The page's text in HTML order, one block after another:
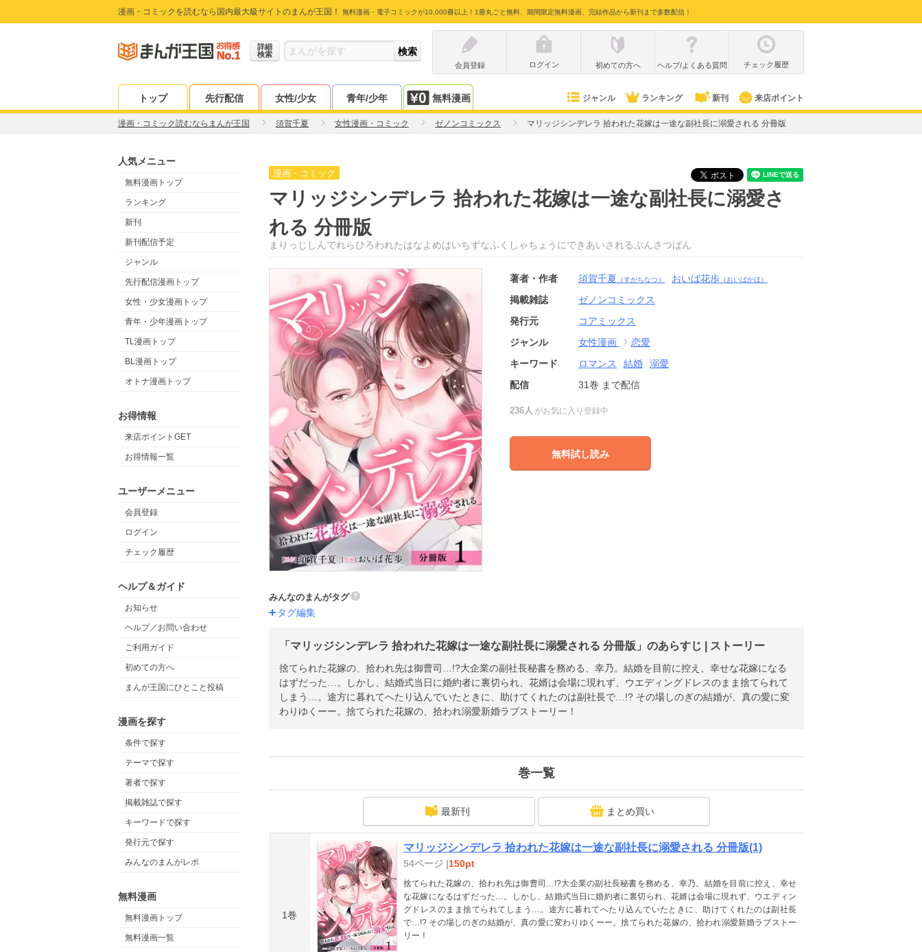
漫画・コミックを読むなら国内最大級サイトのまんが王国！ 無料漫画・電子コミックが10,000冊以上！1冊丸ごと無料、期間限定無料漫画、完結作品から新刊まで多数配信！
詳細
検索
会員登録
ログイン 初めての方へ ヘルプ/よくある質問 チェック履歴
トップ 先行配信 女性/少女 青年/少年 無料漫画 ジャンル ランキング 新刊 来店ポイント
漫画・コミック読むならまんが王国 須賀千夏 女性漫画・コミック ゼノンコミックス マリッジシンデレラ 拾われた花嫁は一途な副社長に溺愛される 分冊版
人気メニュー
無料漫画トップ
ランキング
新刊
新刊配信予定
ジャンル
先行配信漫画トップ
女性・少女漫画トップ
青年・少年漫画トップ
TL漫画トップ
BL漫画トップ
オトナ漫画トップ
お得情報
来店ポイントGET
お得情報一覧
ユーザーメニュー
会員登録
ログイン
チェック履歴
ヘルプ＆ガイド
お知らせ
ヘルプ／お問い合わせ
ご利用ガイド
初めての方へ
まんが王国にひとこと投稿
漫画を探す
条件で探す
テーマで探す
著者で探す
掲載雑誌で探す
キーワードで探す
発行元で探す
みんなのまんがレポ
無料漫画
無料漫画トップ
無料漫画一覧
漫画・コミック
マリッジシンデレラ 拾われた花嫁は一途な副社長に溺愛さ
れる 分冊版
まりっじしんでれらひろわれたはなよめはいちずなふくしゃちょうにできあいされるぶんさつばん
著者・作者 須賀千夏 （すがちなつ） おいば花歩 （おいばかほ）
掲載雑誌
ゼノンコミックス
発行元
コアミックス
ジャンル
女性漫画
恋愛
キーワード
ロマンス 結婚
溺愛
配信
31巻 まで配信
236人 がお気に入り登録中
無料試し読み
みんなのまんがタグ
タグ編集
「マリッジシンデレラ 拾われた花嫁は一途な副社長に溺愛される 分冊版」のあらすじ | ストーリー
捨てられた花嫁の、拾われ先は御曹司…!?大企業の副社長秘書を務める、幸乃。結婚を目前に控え、幸せな花嫁になる
はずだった…。しかし、結婚式当日に婚約者に裏切られ、花婿は会場に現れず、ウエディングドレスのまま捨てられて
しまう…。途方に暮れてへたり込んでいたときに、助けてくれたのは副社長で…!? その場しのぎの結婚が、真の愛に変
わりゆくーー。捨てられた花嫁の、拾われ溺愛新婚ラブストーリー！
巻一覧
最新刊 まとめ買い
1巻
マリッジシンデレラ 拾われた花嫁は一途な副社長に溺愛される 分冊版(1)
54ページ |150pt
捨てられた花嫁の、拾われ先は御曹司…!?大企業の副社長秘書を務める、幸乃。結婚を目前に控え、幸せ
な花嫁になるはずだった…。しかし、結婚式当日に婚約者に裏切られ、花婿は会場に現れず、ウエディン
グドレスのまま捨てられてしまう…。途方に暮れてへたり込んでいたときに、助けてくれたのは副社長
で…!? その場しのぎの結婚が、真の愛に変わりゆくーー。捨てられた花嫁の、拾われ溺愛新婚ラブストー
リー！